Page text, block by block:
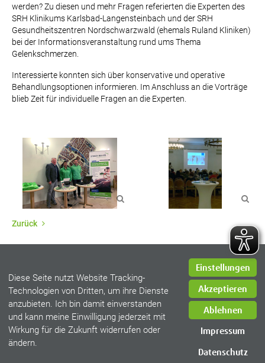
werden? Zu diesen und mehr Fragen referierten die Experten des
SRH Klinikums Karlsbad-Langensteinbach und der SRH
Gesundheitszentren Nordschwarzwald (ehemals Ruland Kliniken)
bei der Informationsveranstaltung rund ums Thema
Gelenkschmerzen.
Interessierte konnten sich über konservative und operative
Behandlungsoptionen informieren. Im Anschluss an die Vorträge
blieb Zeit für individuelle Fragen an die Experten.
Zurück
Impressum
Datenschutz
AGB
Diese Seite nutzt Website Tracking-
Technologien von Dritten, um ihre Dienste
anzubieten. Ich bin damit einverstanden
und kann meine Einwilligung jederzeit mit
Wirkung für die Zukunft widerrufen oder
ändern.
Einstellungen
Akzeptieren
Ablehnen
Impressum
Datenschutz